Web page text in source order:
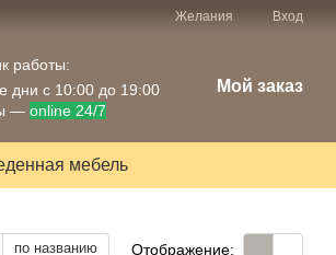
Желания Вход
работы:
дни с 10:00 до 19:00
— online 24/7
Мой заказ
мебель
по названию Отображение: